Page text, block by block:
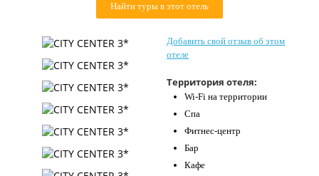
Контакты
Найти туры в этот отель
Добавить свой отзыв об этом
отеле
Территория отеля:
Wi-Fi на территории
Спа
Фитнес-центр
Бар
Кафе